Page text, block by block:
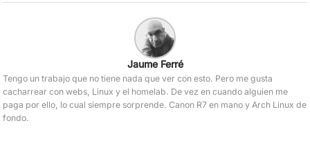
Jaume Ferré
Tengo un trabajo que no tiene nada que ver con esto. Pero me gusta
cacharrear con webs, Linux y el homelab. De vez en cuando alguien me
paga por ello, lo cual siempre sorprende. Canon R7 en mano y Arch Linux de
fondo.